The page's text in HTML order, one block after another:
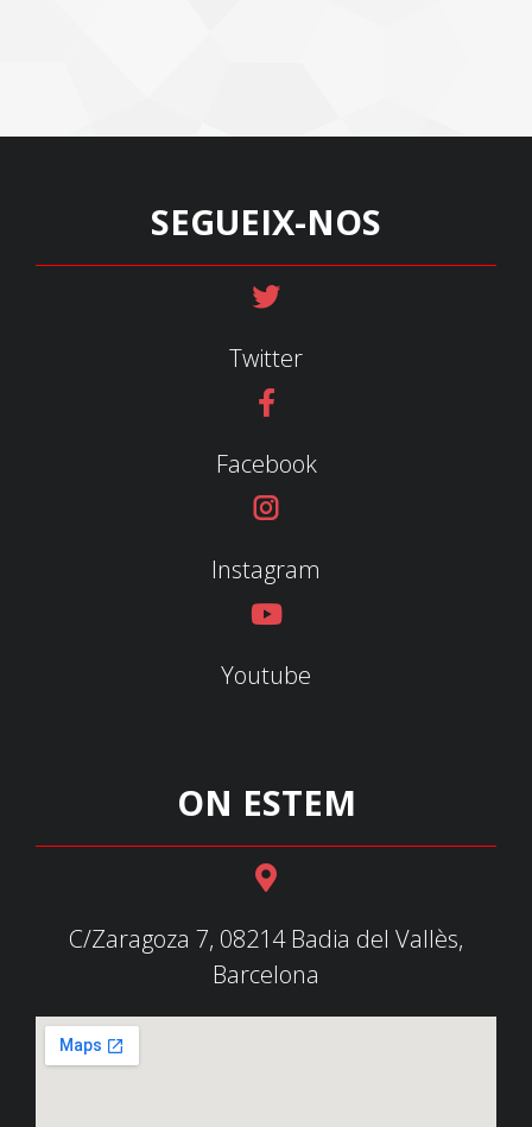
SEGUEIX-NOS
Twitter
Facebook
Instagram
Youtube
ON ESTEM
C/Zaragoza 7, 08214 Badia del Vallès,
Barcelona